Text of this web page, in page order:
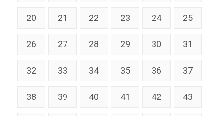
20 21 22 23 24 25
26 27 28 29 30 31
32 33 34 35 36 37
38 39 40 41 42 43